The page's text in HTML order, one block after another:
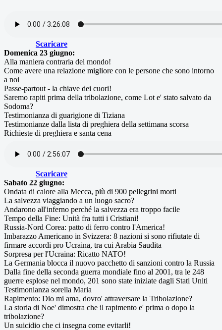
Scaricare
Domenica 23 giugno:
Alla maniera contraria del mondo!
Come avere una relazione migliore con le persone che sono intorno
a noi
Passe-partout - la chiave dei cuori!
Saremo rapiti prima della tribolazione, come Lot e' stato salvato da
Sodoma?
Testimonianza di guarigione di Tiziana
Testimonianze dalla lista di preghiera della settimana scorsa
Richieste di preghiera e santa cena
Scaricare
Sabato 22 giugno:
Ondata di calore alla Mecca, più di 900 pellegrini morti
La salvezza viaggiando a un luogo sacro?
Andarono all'inferno perché la salvezza era troppo facile
Tempo della Fine: Unità fra tutti i Cristiani!
Russia-Nord Corea: patto di ferro contro l'America!
Imbarazzo Americano in Svizzera: 8 nazioni si sono rifiutate di
firmare accordi pro Ucraina, tra cui Arabia Saudita
Sorpresa per l'Ucraina: Ricatto NATO!
La Germania blocca il nuovo pacchetto di sanzioni contro la Russia
Dalla fine della seconda guerra mondiale fino al 2001, tra le 248
guerre esplose nel mondo, 201 sono state iniziate dagli Stati Uniti
Testimonianza sorella Maria
Rapimento: Dio mi ama, dovro' attraversare la Tribolazione?
La storia di Noe' dimostra che il rapimento e' prima o dopo la
tribolazione?
Un suicidio che ci insegna come evitarli!